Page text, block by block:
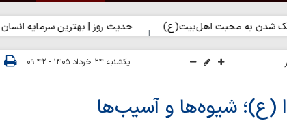
به محبت اهل‌بیت(ع) حدیث روز | بهترین سرمایه انسان
یکشنبه ۲۴ خرداد ۱۴۰۵ - ۰۹:۴۲
(ع)؛ شیوه‌ها و آسیب‌ها